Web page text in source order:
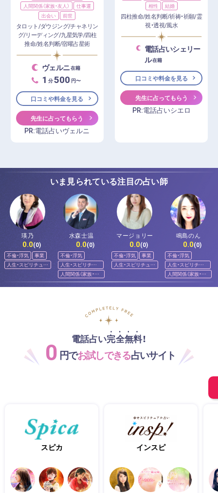
人間関係（家族・友人）
仕事運
出会い
前世
タロット/ダウジング/チャネリン
グ/リーディング/九星気学/四柱
推命/姓名判断/宿曜占星術
ヴェルニ在籍
1 分500 円〜
口コミや料金を見る
先生に占ってもらう
PR:電話占いヴェルニ
相性
結婚
四柱推命/姓名判断/祈祷・祈願/霊
視・透視/風水
電話占いシェリー
ル在籍
口コミや料金を見る
先生に占ってもらう
PR:電話占いシエロ
いま見られている注目の占い師
瑛乃
0.0(0)
不倫・浮気
事業
人生・スピリチュア
ル
水森士温
0.0(0)
不倫・浮気
人生・スピリチュ
アル
人間関係（家族・友
人）
マージョリー
0.0(0)
不倫・浮気
事業
人生・スピリチュア
ル
鳴島のん
0.0(0)
不倫・浮気
人生・スピリチュ
アル
人間関係（家族・友
人）
電話占い完全無料！
0 円でお試しできる占いサイト
スピカ インスピ